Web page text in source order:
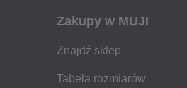
Zakupy w MUJI
Znajdź sklep
Tabela rozmiarów